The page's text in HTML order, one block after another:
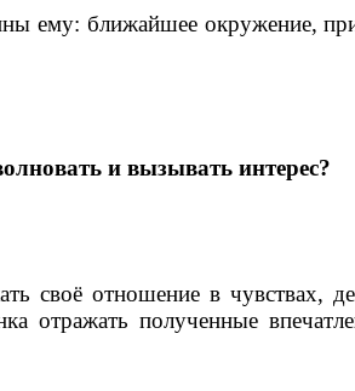
ему: ближайшее окружение,
и вызывать интерес?
своё отношение в чувствах,
отражать полученные